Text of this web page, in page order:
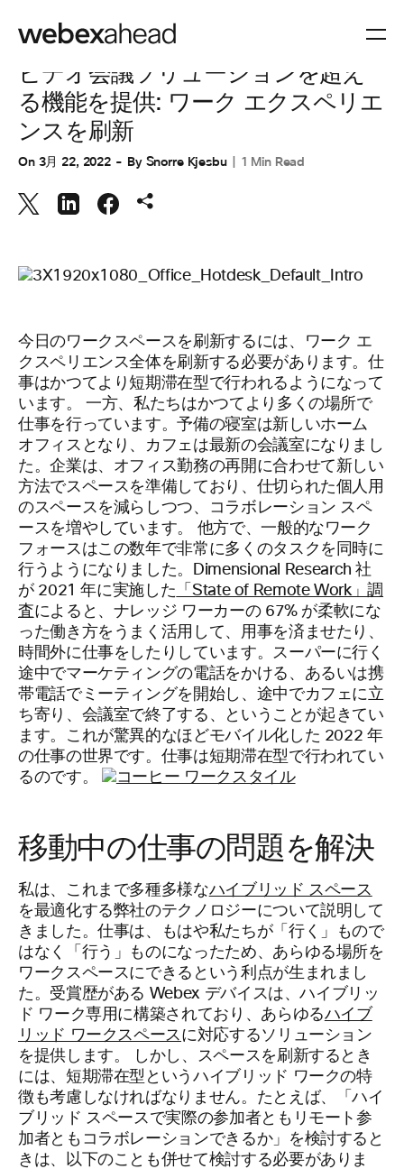
ワークスペース
ビデオ会議ソリューションを超え
る機能を提供: ワーク エクスペリエ
ンスを刷新
On 3月 22, 2022 By Snorre Kjesbu 1 Min Read
今日のワークスペースを刷新するには、ワーク エ
クスペリエンス全体を刷新する必要があります。仕
事はかつてより短期滞在型で行われるようになって
います。 一方、私たちはかつてより多くの場所で
仕事を行っています。予備の寝室は新しいホーム
オフィスとなり、カフェは最新の会議室になりまし
た。企業は、オフィス勤務の再開に合わせて新しい
方法でスペースを準備しており、仕切られた個人用
のスペースを減らしつつ、コラボレーション スペ
ースを増やしています。 他方で、一般的なワーク
フォースはこの数年で非常に多くのタスクを同時に
行うようになりました。Dimensional Research 社
が 2021 年に実施した 「State of Remote Work」調
査によると、ナレッジ ワーカーの 67% が柔軟にな
った働き方をうまく活用して、用事を済ませたり、
時間外に仕事をしたりしています。スーパーに行く
途中でマーケティングの電話をかける、あるいは携
帯電話でミーティングを開始し、途中でカフェに立
ち寄り、会議室で終了する、ということが起きてい
ます。これが驚異的なほどモバイル化した 2022 年
の仕事の世界です。仕事は短期滞在型で行われてい
るのです。
移動中の仕事の問題を解決
私は、これまで多種多様なハイブリッド スペース
を最適化する弊社のテクノロジーについて説明して
きました。仕事は、もはや私たちが「行く」もので
はなく「行う」ものになったため、あらゆる場所を
ワークスペースにできるという利点が生まれまし
た。受賞歴がある Webex デバイスは、ハイブリッ
ド ワーク専用に構築されており、あらゆるハイブ
リッド ワークスペースに対応するソリューション
を提供します。 しかし、スペースを刷新するとき
には、短期滞在型というハイブリッド ワークの特
徴も考慮しなければなりません。たとえば、「ハイ
ブリッド スペースで実際の参加者ともリモート参
加者ともコラボレーションできるか」を検討すると
きは、以下のことも併せて検討する必要がありま